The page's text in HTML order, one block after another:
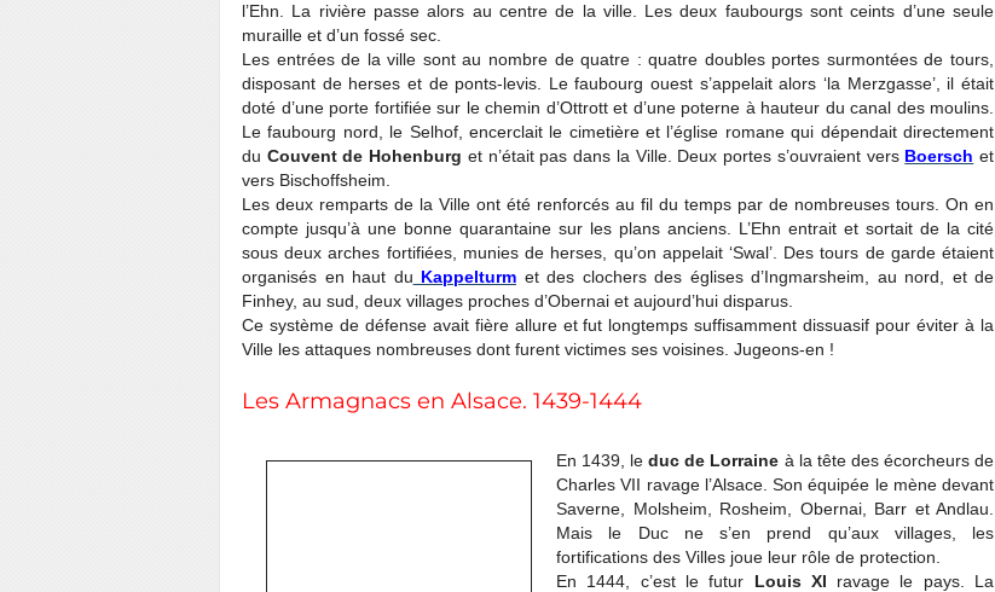
l’Ehn. La rivière passe alors au centre de la ville. Les deux faubourgs sont ceints d’une seule
muraille et d’un fossé sec.
Les entrées de la ville sont au nombre de quatre : quatre doubles portes surmontées de tours,
disposant de herses et de ponts-levis. Le faubourg ouest s’appelait alors ‘la Merzgasse’, il était
doté d’une porte fortifiée sur le chemin d’Ottrott et d’une poterne à hauteur du canal des moulins.
Le faubourg nord, le Selhof, encerclait le cimetière et l’église romane qui dépendait directement
du Couvent de Hohenburg et n’était pas dans la Ville. Deux portes s’ouvraient vers Boersch et
vers Bischoffsheim.
Les deux remparts de la Ville ont été renforcés au fil du temps par de nombreuses tours. On en
compte jusqu’à une bonne quarantaine sur les plans anciens. L’Ehn entrait et sortait de la cité
sous deux arches fortifiées, munies de herses, qu’on appelait ‘Swal’. Des tours de garde étaient
organisés en haut du Kappelturm et des clochers des églises d’Ingmarsheim, au nord, et de
Finhey, au sud, deux villages proches d’Obernai et aujourd’hui disparus.
Ce système de défense avait fière allure et fut longtemps suffisamment dissuasif pour éviter à la
Ville les attaques nombreuses dont furent victimes ses voisines. Jugeons-en !
Les Armagnacs en Alsace. 1439-1444
En 1439, leduc de Lorraine à la tête des écorcheurs de
Charles VII ravage l’Alsace. Son équipée le mène devant
Saverne, Molsheim, Rosheim, Obernai, Barr et Andlau.
Mais le Duc ne s’en prend qu’aux villages, les
fortifications des Villes joue leur rôle de protection.
En 1444, c’est le futur Louis XI ravage le pays. La